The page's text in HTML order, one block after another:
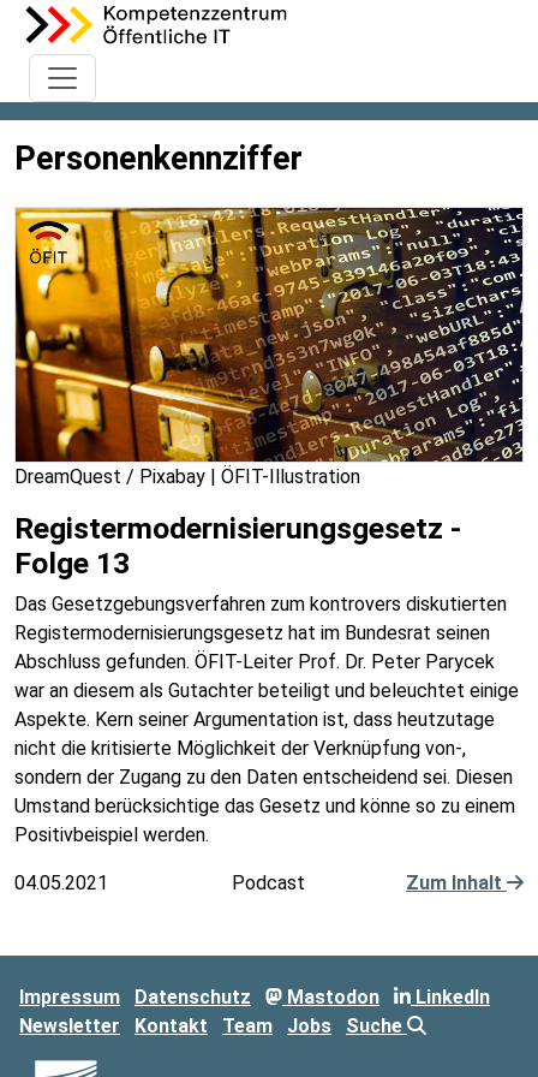
Personenkennziffer
DreamQuest / Pixabay | ÖFIT-Illustration
Registermodernisierungsgesetz -
Folge 13
Das Gesetzgebungsverfahren zum kontrovers diskutierten
Registermodernisierungsgesetz hat im Bundesrat seinen
Abschluss gefunden. ÖFIT-Leiter Prof. Dr. Peter Parycek
war an diesem als Gutachter beteiligt und beleuchtet einige
Aspekte. Kern seiner Argumentation ist, dass heutzutage
nicht die kritisierte Möglichkeit der Verknüpfung von-,
sondern der Zugang zu den Daten entscheidend sei. Diesen
Umstand berücksichtige das Gesetz und könne so zu einem
Positivbeispiel werden.
04.05.2021 Podcast Zum Inhalt
Impressum Datenschutz Mastodon
LinkedIn
Newsletter
Kontakt Team Jobs Suche